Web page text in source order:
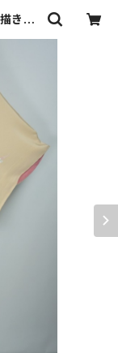
き友